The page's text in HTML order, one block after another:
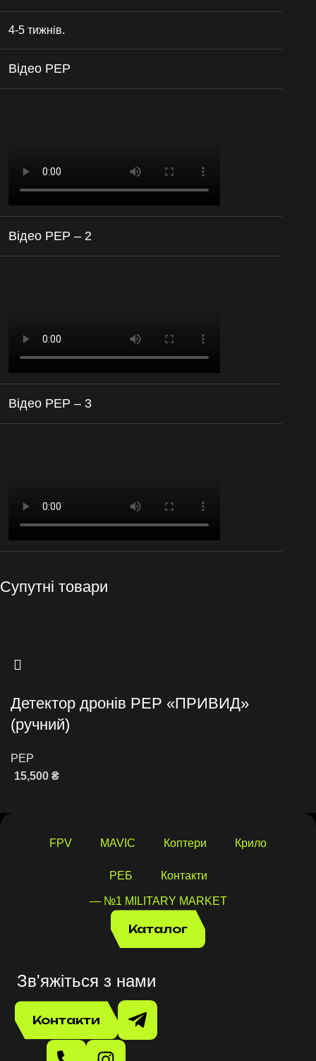
4-5 тижнів.
Відео РЕР
Відео РЕР – 2
Відео РЕР – 3
Супутні товари
Детектор дронів РЕР «ПРИВИД»
(ручний)
РЕР
15,500 ₴
FPV MAVIC Коптери Крило
РЕБ Контакти
— №1 MILITARY MARKET
Каталог
Зв'яжіться з нами
Контакти